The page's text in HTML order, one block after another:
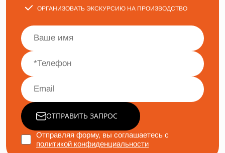
ОРГАНИЗОВАТЬ ЭКСКУРСИЮ НА ПРОИЗВОДСТВО
ОТПРАВИТЬ ЗАПРОС
Отправляя форму, вы соглашаетесь с
политикой конфиденциальности